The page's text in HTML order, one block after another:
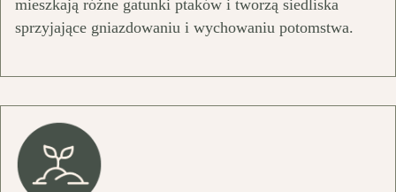
mieszkają różne gatunki ptaków i tworzą siedliska
sprzyjające gniazdowaniu i wychowaniu potomstwa.